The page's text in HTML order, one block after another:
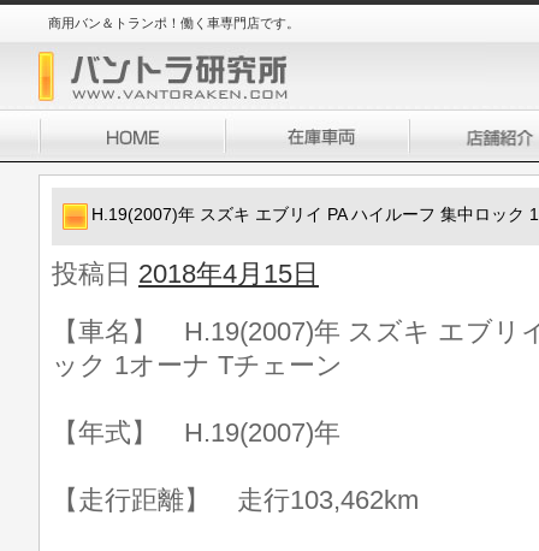
商用バン＆トランポ！働く車専門店です。
H.19(2007)年 スズキ エブリイ PA ハイルーフ 集中ロック
投稿日 2018年4月15日
【車名】 H.19(2007)年 スズキ エブリ
ック 1オーナ Tチェーン
【年式】 H.19(2007)年
【走行距離】 走行103,462km